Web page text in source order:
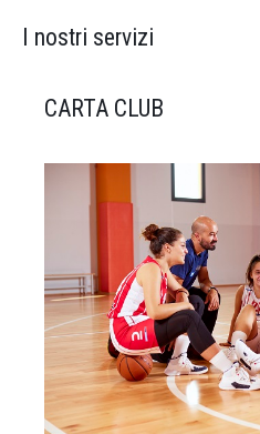
I nostri servizi
CARTA CLUB